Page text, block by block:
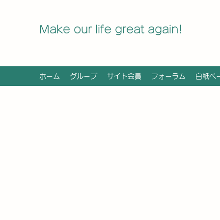
Make our life great again!
ホーム グループ サイト会員 フォーラム 白紙ペ